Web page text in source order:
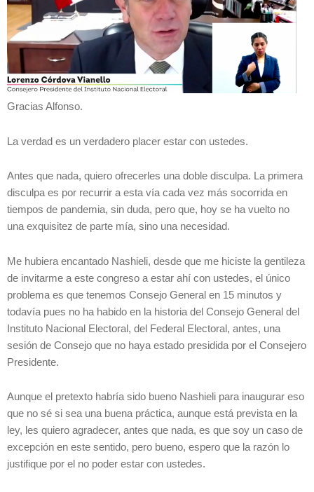
Gracias Alfonso.
La verdad es un verdadero placer estar con ustedes.
Antes que nada, quiero ofrecerles una doble disculpa. La primera
disculpa es por recurrir a esta vía cada vez más socorrida en
tiempos de pandemia, sin duda, pero que, hoy se ha vuelto no
una exquisitez de parte mía, sino una necesidad.
Me hubiera encantado Nashieli, desde que me hiciste la gentileza
de invitarme a este congreso a estar ahí con ustedes, el único
problema es que tenemos Consejo General en 15 minutos y
todavía pues no ha habido en la historia del Consejo General del
Instituto Nacional Electoral, del Federal Electoral, antes, una
sesión de Consejo que no haya estado presidida por el Consejero
Presidente.
Aunque el pretexto habría sido bueno Nashieli para inaugurar eso
que no sé si sea una buena práctica, aunque está prevista en la
ley, les quiero agradecer, antes que nada, es que soy un caso de
excepción en este sentido, pero bueno, espero que la razón lo
justifique por el no poder estar con ustedes.